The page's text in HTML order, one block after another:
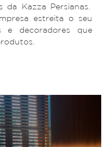
Kazza Persianas.
estreita o seu
e decoradores que